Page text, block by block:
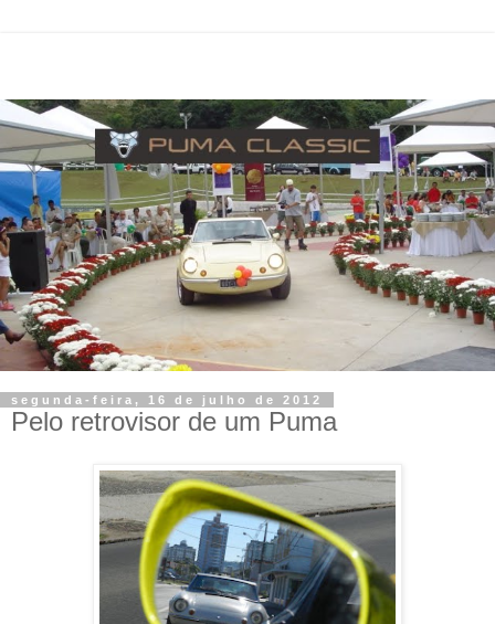
segunda-feira, 16 de julho de 2012
Pelo retrovisor de um Puma